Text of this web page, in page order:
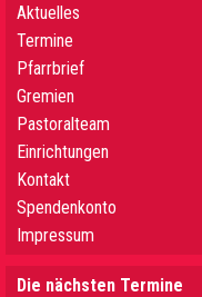
Aktuelles
Termine
Pfarrbrief
Gremien
Pastoralteam
Einrichtungen
Kontakt
Spendenkonto
Impressum
Die nächsten Termine